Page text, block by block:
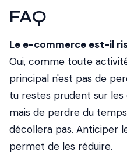
FAQ
Le e-commerce est-il
Oui, comme toute
principal n'est pas de
tu restes prudent sur les
mais de perdre du
décollera pas. Anticiper
permet de les réduire.